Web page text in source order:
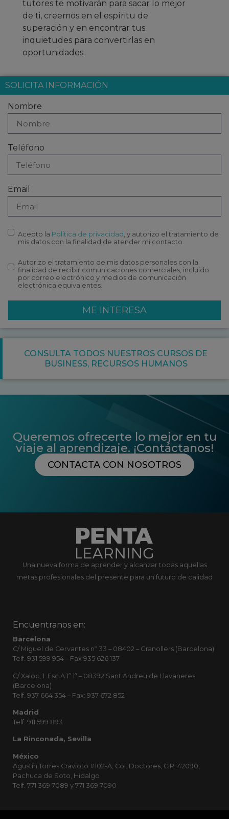
tutores te motivarán para sacar lo mejor
de ti, creemos en el espíritu de
superación y en encontrar tus
inquietudes para convertirlas en
oportunidades.
SOLICITA INFORMACIÓN
Nombre
Teléfono
Email
Acepto la Política de privacidad , y autorizo el tratamiento de
mis datos con la finalidad de atender mi contacto.
Autorizo el tratamiento de mis datos personales con la
finalidad de recibir comunicaciones comerciales, incluido
por correo electrónico y medios de comunicación
electrónica equivalentes.
ME INTERESA
CONSULTA TODOS NUESTROS CURSOS DE
BUSINESS, RECURSOS HUMANOS
Queremos ofrecerte lo mejor en tu
viaje al aprendizaje. ¡Contáctanos!
CONTACTA CON NOSOTROS
Una nueva forma de aprender y alcanzar todas aquellas
metas profesionales del presente para un futuro de calidad
Encuentranos en:
Barcelona
C/ Miguel de Cervantes nº 33 – 08402 – Granollers (Barcelona)
Telf. 931 599 954 – Fax 935 626 137
C/ Xaloc, 1. Esc A 1º 1ª – 08392 Sant Andreu de Llavaneres
(Barcelona)
Telf. 937 664 354 – Fax: 937 672 852
Madrid
Telf. 911 599 893
La Rinconada, Sevilla
México
Agustín Torres Cravioto #102-A, Col. Doctores, C.P. 42090,
Pachuca de Soto, Hidalgo
Telf. 771 369 7089 y 771 369 7090